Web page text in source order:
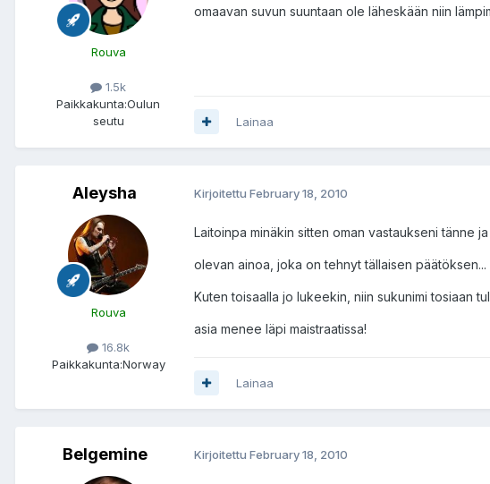
Rouva
1.5k
Paikkakunta:Oulun
seutu
omaavan suvun suuntaan ole läheskään niin
Lainaa
Aleysha
Rouva
16.8k
Paikkakunta:Norway
Kirjoitettu February 18, 2010
Laitoinpa minäkin sitten oman vastaukseni tänne
olevan ainoa, joka on tehnyt tällaisen päätöksen...
Kuten toisaalla jo lukeekin, niin sukunimi tosiaan
asia menee läpi maistraatissa!
Lainaa
Belgemine Kirjoitettu February 18, 2010